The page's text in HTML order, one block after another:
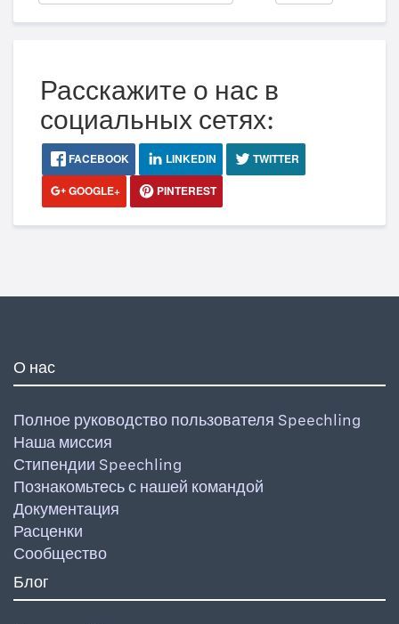
Расскажите о нас в
социальных сетях:
FACEBOOK LINKEDIN
TWITTER
GOOGLE+
PINTEREST
О нас
Полное руководство пользователя Speechling
Наша миссия
Стипендии Speechling
Познакомьтесь с нашей командой
Документация
Расценки
Сообщество
Блог